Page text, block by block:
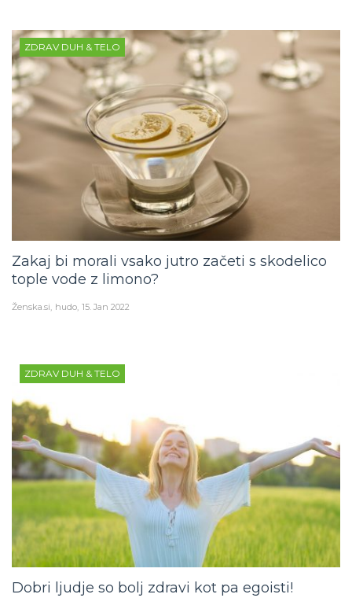
ZDRAV DUH & TELO
Zakaj bi morali vsako jutro začeti s skodelico
tople vode z limono?
Ženska.si hudo 15. Jan 2022
ZDRAV DUH & TELO
Dobri ljudje so bolj zdravi kot pa egoisti!